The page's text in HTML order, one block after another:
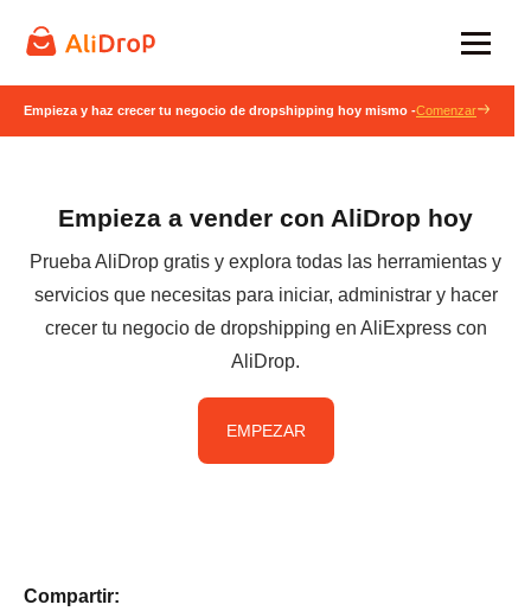
Empieza y haz crecer tu negocio de dropshipping hoy mismo -Comenzar
Empieza a vender con AliDrop hoy
Prueba AliDrop gratis y explora todas las herramientas y
servicios que necesitas para iniciar, administrar y hacer
crecer tu negocio de dropshipping en AliExpress con
AliDrop.
EMPEZAR
Compartir: